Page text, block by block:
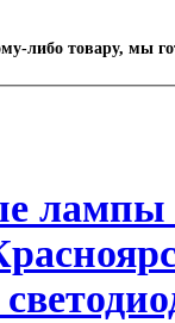
либо товару, мы
лампы